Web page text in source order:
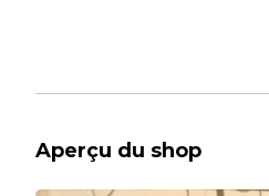
Aperçu du shop